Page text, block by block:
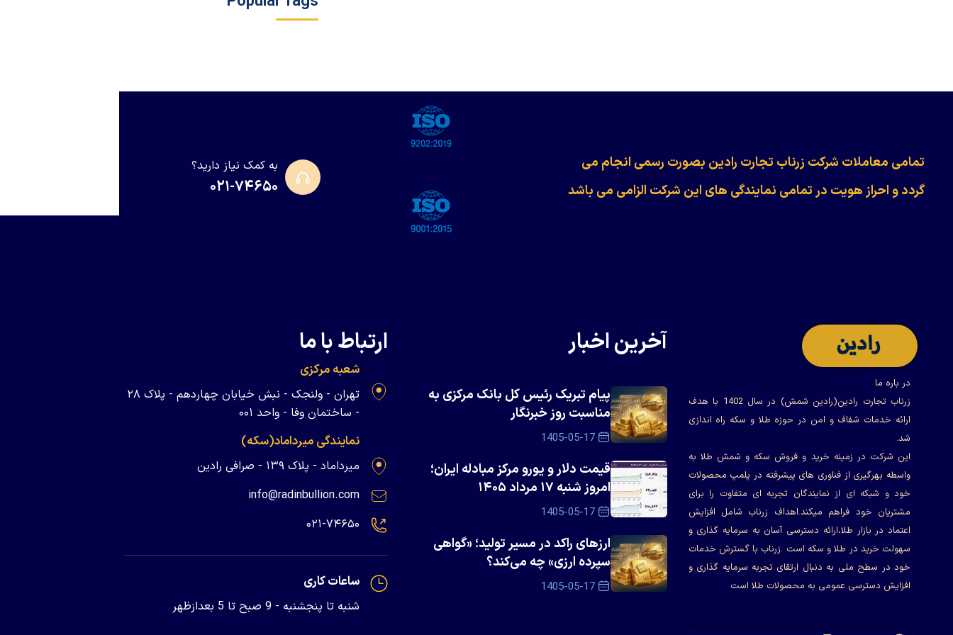
​​​​​​تمامی معاملات شرکت زرناب تجارت رادین بصورت رسمی انجام می
گردد و احراز هویت در تمامی نمایندگی های این شرکت الزامی می باشد
به کمک نیاز دارید؟
۰۲۱-۷۴۶۵۰
در باره ما
زرناب تجارت رادین(رادین شمش) در سال 1402 با هدف
ارائه خدمات شفاف و امن در حوزه طلا و سکه راه اندازی
شد.
این شرکت در زمینه خرید و فروش سکه و شمش طلا به
واسطه بهرگیری از فناوری های پیشرفته در پلمپ محصولات
خود و شبکه ای از نمایندگان تجربه ای متفاوت را برای
مشتریان خود فراهم میکند.اهداف زرناب شامل افزایش
اعتماد در بازار طلا،ارائه دسترسی آسان به سرمایه گذاری و
سهولت خرید در طلا و سکه است .زرناب با گسترش خدمات
خود در سطح ملی به دنبال ارتقای تجربه سرمایه گذاری و
افزایش دسترسی عمومی به محصولات طلا است
آخرین اخبار
پیام تبریک رئیس کل بانک مرکزی به
مناسبت روز خبرنگار
1405-05-17
قیمت دلار و یورو مرکز مبادله ایران؛
امروز شنبه ۱۷ مرداد ۱۴۰۵
1405-05-17
ارزهای راکد در مسیر تولید؛ «گواهی
سپرده ارزی» چه می‌کند؟
1405-05-17
ارتباط با ما
شعبه مرکزی
تهران - ولنجک - نبش خیابان چهاردهم - پلاک ۲۸
- ساختمان وفا - واحد ۰۰۱
نمایندگی میرداماد(سکه)
میرداماد - پلاک ۱۳۹ - صرافی رادین
info@radinbullion.com
۰۲۱-۷۴۶۵۰
ساعات کاری
شنبه تا پنجشنبه - 9 صبح تا 5 بعدازظهر